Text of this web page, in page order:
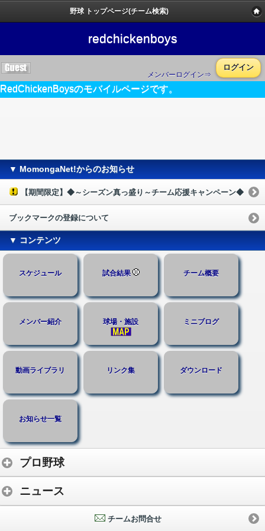
野球 トップページ(チーム検索)
redchickenboys
メンバーログイン⇒
ログイン
RedChickenBoysのモバイルページです。
▼ MomongaNet!からのお知らせ
【期間限定】◆～シーズン真っ盛り～チーム応援キャンペーン◆
ブックマークの登録について
▼ コンテンツ
スケジュール 試合結果 チーム概要
メンバー紹介 球場・施設 ミニブログ
動画ライブラリ リンク集 ダウンロード
お知らせ一覧
プロ野球
ニュース
チームお問合せ